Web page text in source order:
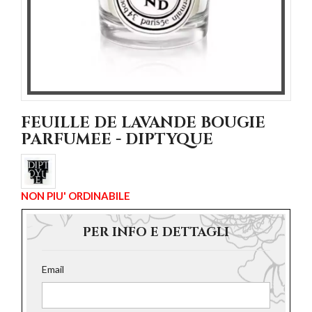
FEUILLE DE LAVANDE BOUGIE
PARFUMEE - DIPTYQUE
NON PIU' ORDINABILE
PER INFO E DETTAGLI
Email